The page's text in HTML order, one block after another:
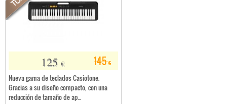
145€
125 €
Nueva gama de teclados Casiotone.
Gracias a su diseño compacto, con una
reducción de tamaño de ap...